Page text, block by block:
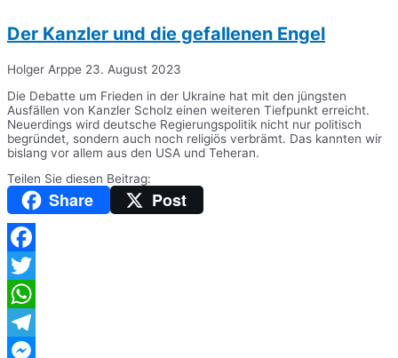
Der Kanzler und die gefallenen Engel
Holger Arppe 23. August 2023
Die Debatte um Frieden in der Ukraine hat mit den jüngsten
Ausfällen von Kanzler Scholz einen weiteren Tiefpunkt erreicht.
Neuerdings wird deutsche Regierungspolitik nicht nur politisch
begründet, sondern auch noch religiös verbrämt. Das kannten wir
bislang vor allem aus den USA und Teheran.
Teilen Sie diesen Beitrag:
Share Post
Facebook
Twitter
WhatsApp
Telegram